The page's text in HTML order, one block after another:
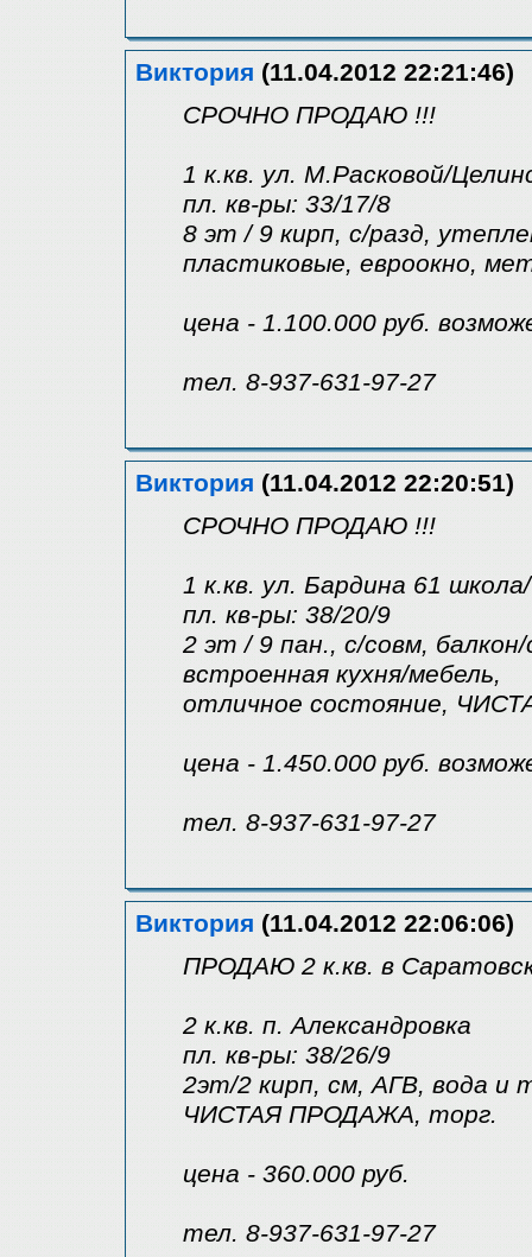
Виктория (11.04.2012 22:21:46)
СРОЧНО ПРОДАЮ !!!
1 к.кв. ул. М.Расковой/
пл. кв-ры: 33/17/8
8 эт / 9 кирп, с/разд,
пластиковые, евроокно,
цена - 1.100.000 руб.
тел. 8-937-631-97-27
Виктория (11.04.2012 22:20:51)
СРОЧНО ПРОДАЮ !!!
1 к.кв. ул. Бардина 61
пл. кв-ры: 38/20/9
2 эт / 9 пан., с/совм,
встроенная кухня/мебель,
отличное состояние,
цена - 1.450.000 руб.
тел. 8-937-631-97-27
Виктория (11.04.2012 22:06:06)
ПРОДАЮ 2 к.кв. в
2 к.кв. п. Александровка
пл. кв-ры: 38/26/9
2эт/2 кирп, см, АГВ, вода и
ЧИСТАЯ ПРОДАЖА, торг.
цена - 360.000 руб.
тел. 8-937-631-97-27